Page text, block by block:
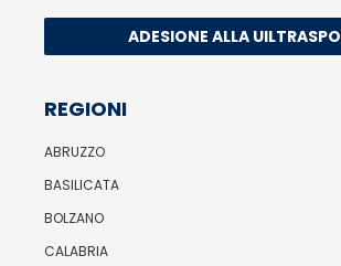
ADESIONE ALLA
REGIONI
ABRUZZO
BASILICATA
BOLZANO
CALABRIA